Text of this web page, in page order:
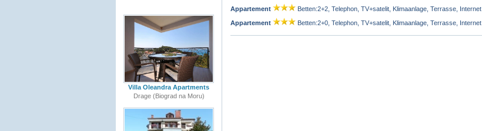
Appartement
Betten:2+2, Telephon, TV+satelit, Klimaanlage, Terrasse, Internet
Appartement
Betten:2+0, Telephon, TV+satelit, Klimaanlage, Terrasse, Internet
Villa Oleandra Apartments
Drage (Biograd na Moru)